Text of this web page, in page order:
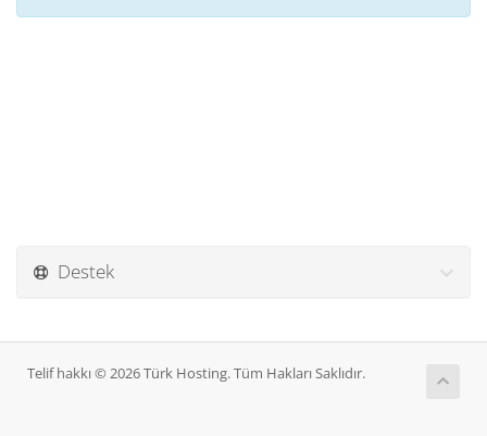
Destek
Telif hakkı © 2026 Türk Hosting. Tüm Hakları Saklıdır.